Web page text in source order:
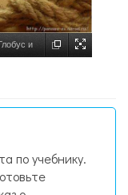
и
по учебнику.